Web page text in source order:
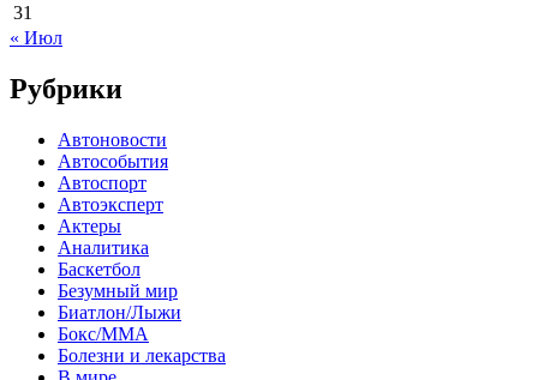
31
« Июл
Рубрики
Автоновости
Автособытия
Автоспорт
Автоэксперт
Актеры
Аналитика
Баскетбол
Безумный мир
Биатлон/Лыжи
Бокс/MMA
Болезни и лекарства